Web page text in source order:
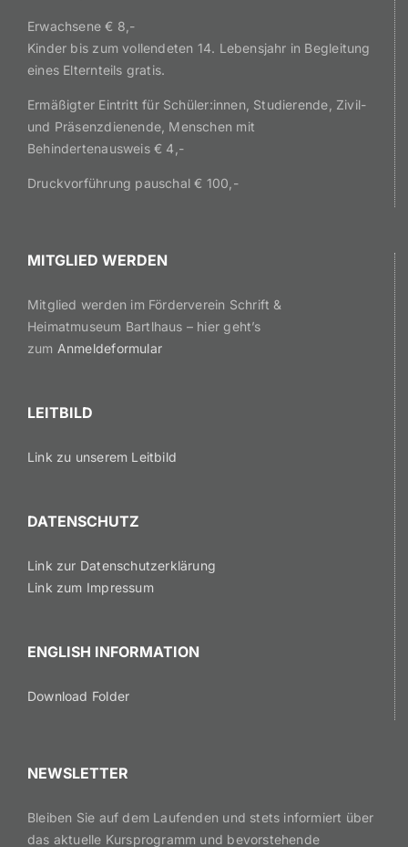
Erwachsene € 8,-
Kinder bis zum vollendeten 14. Lebensjahr in Begleitung
eines Elternteils gratis.
Ermäßigter Eintritt für Schüler:innen, Studierende, Zivil-
und Präsenzdienende, Menschen mit
Behindertenausweis € 4,-
Druckvorführung pauschal € 100,-
MITGLIED WERDEN
Mitglied werden im Förderverein Schrift &
Heimatmuseum Bartlhaus – hier geht’s
zum Anmeldeformular
LEITBILD
Link zu unserem Leitbild
DATENSCHUTZ
Link zur Datenschutzerklärung
Link zum Impressum
ENGLISH INFORMATION
Download Folder
NEWSLETTER
Bleiben Sie auf dem Laufenden und stets informiert über
das aktuelle Kursprogramm und bevorstehende